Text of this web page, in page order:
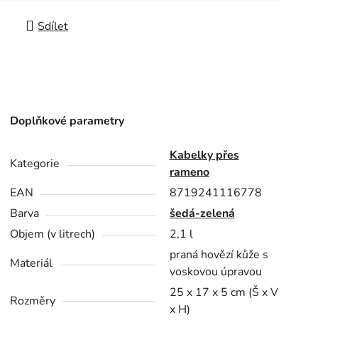
Sdílet
Doplňkové parametry
Kategorie
Kabelky přes
rameno
EAN
8719241116778
Barva
šedá-zelená
Objem (v litrech)
2,1 l
Materiál
praná hovězí kůže s
voskovou úpravou
Rozměry
25 x 17 x 5 cm (Š x V
x H)